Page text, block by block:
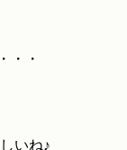
・・
いね♪